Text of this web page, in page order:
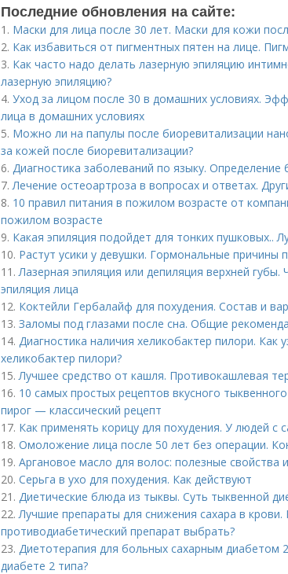
Последние обновления на сайте:
1. Маски для лица после 30 лет. Маски для кожи
2. Как избавиться от пигментных пятен на лице.
3. Как часто надо делать лазерную эпиляцию
лазерную эпиляцию?
4. Уход за лицом после 30 в домашних условиях.
лица в домашних условиях
5. Можно ли на папулы после биоревитализации
за кожей после биоревитализации?
6. Диагностика заболеваний по языку.
7.Лечение остеоартроза в вопросах и ответах.
8. 10 правил питания в пожилом возрасте от
пожилом возрасте
9. Какая эпиляция подойдет для тонких пушковых..
10. Растут усики у девушки. Гормональные причины
11.Лазерная эпиляция или депиляция верхней
эпиляция лица
12. Коктейли Гербалайф для похудения. Состав и
13. Заломы под глазами после сна. Общие
14. Диагностика наличия хеликобактер пилори. Как
хеликобактер пилори?
15.Лучшее средство от кашля. Противокашлевая
16. 10 самых простых рецептов вкусного
пирог — классический рецепт
17. Как применять корицу для похудения. У людей с
18. Омоложение лица после 50 лет без операции.
19. Аргановое масло для волос: полезные свойства
20. Серьга в ухо для похудения. Как действуют
21. Диетические блюда из тыквы. Суть тыквенной
22.Лучшие препараты для снижения сахара в
противодиабетический препарат выбрать?
23. Диетотерапия для больных сахарным диабетом
диабете 2 типа?